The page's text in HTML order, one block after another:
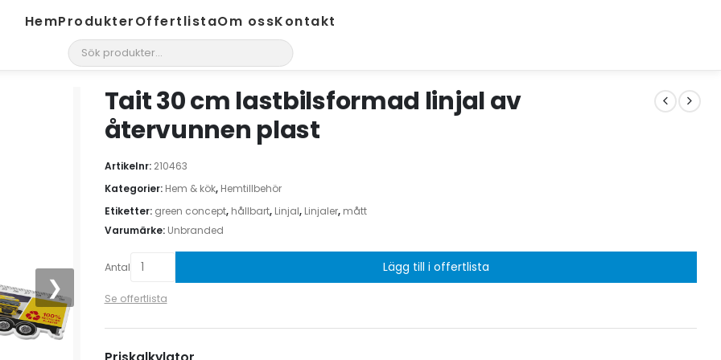
HemProdukterOffertlistaOm ossKontakt
❯
Tait 30 cm lastbilsformad linjal av
återvunnen plast
Artikelnr: 210463
Kategorier: Hem & kök, Hemtillbehör
Etiketter: green concept, hållbart, Linjal, Linjaler, mått
Varumärke: Unbranded
Antal Lägg till i offertlista
Se offertlista